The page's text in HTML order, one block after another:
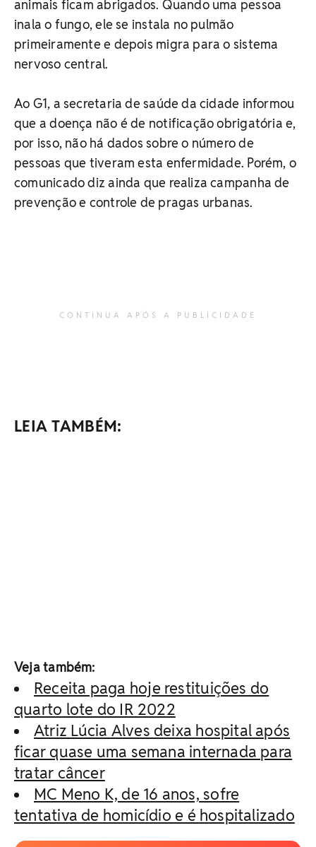
animais ficam abrigados. Quando uma pessoa
inala o fungo, ele se instala no pulmão
primeiramente e depois migra para o sistema
nervoso central.
Ao G1, a secretaria de saúde da cidade informou
que a doença não é de notificação obrigatória e,
por isso, não há dados sobre o número de
pessoas que tiveram esta enfermidade. Porém, o
comunicado diz ainda que realiza campanha de
prevenção e controle de pragas urbanas.
CONTINUA APÓS A PUBLICIDADE
LEIA TAMBÉM:
Veja também:
Receita paga hoje restituições do
quarto lote do IR 2022
Atriz Lúcia Alves deixa hospital após
ficar quase uma semana internada para
tratar câncer
MC Meno K, de 16 anos, sofre
tentativa de homicídio e é hospitalizado